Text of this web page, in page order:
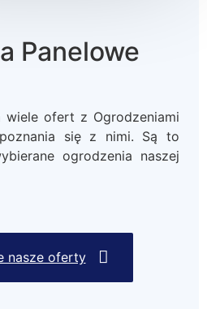
Panelowe
wiele ofert z Ogrodzeniami
się z nimi. Są to
ogrodzenia naszej
nasze oferty